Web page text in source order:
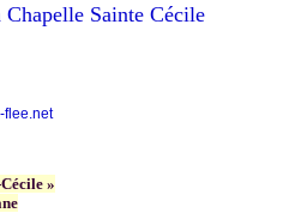
Sainte Cécile
flee.net
»